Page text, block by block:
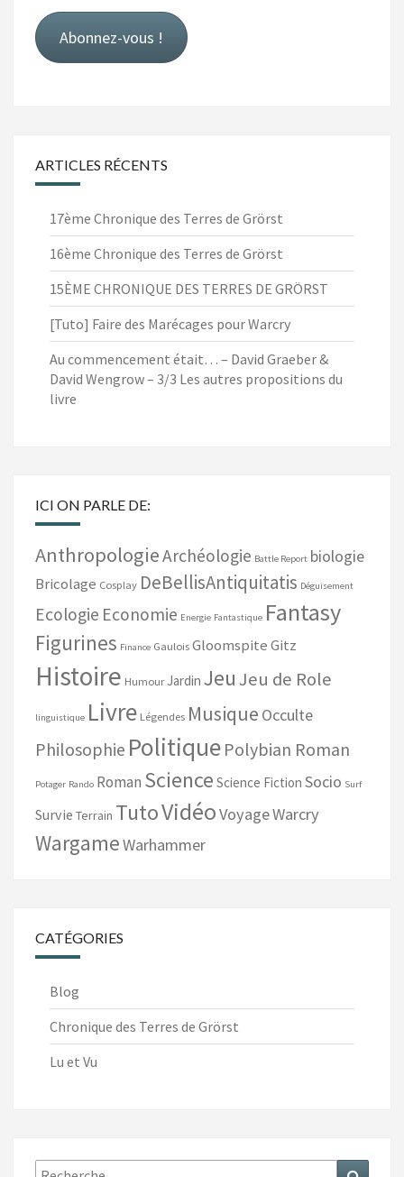
mail
Abonnez-vous !
ARTICLES RÉCENTS
17ème Chronique des Terres de Grörst
16ème Chronique des Terres de Grörst
15ÈME CHRONIQUE DES TERRES DE GRÖRST
[Tuto] Faire des Marécages pour Warcry
Au commencement était… – David Graeber &
David Wengrow – 3/3 Les autres propositions du
livre
ICI ON PARLE DE:
AnthropologieArchéologie Battle Report biologie
Bricolage Cosplay DeBellisAntiquitatis Déguisement
Ecologie Economie Energie Fantastique Fantasy
Figurines Finance Gaulois Gloomspite Gitz
Histoire Humour Jardin JeuJeu de Role
linguistique Livre Légendes Musique Occulte
Philosophie Politique Polybian Roman
Potager Rando Roman Science Science Fiction Socio Surf
Survie Terrain TutoVidéoVoyageWarcry
WargameWarhammer
CATÉGORIES
Blog
Chronique des Terres de Grörst
Lu et Vu
Recherche